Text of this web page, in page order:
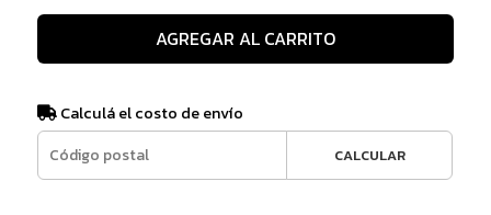
AGREGAR AL CARRITO
Calculá el costo de envío
CALCULAR